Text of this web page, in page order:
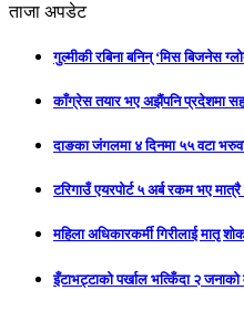
ताजा अपडेट
गुल्मीकी रबिना बनिन् ‘मिस बिजनेस
काँग्रेस तयार भए अझैंपनि प्रदेशमा
दाङका जंगलमा ४ दिनमा ५५ वटा
टरिगाउँ एयरपोर्ट ५ अर्ब रकम भए
महिला अधिकारकर्मी गिरीलाई मातृ
इँटाभट्टाको पर्खाल भत्किँदा २ जनाको